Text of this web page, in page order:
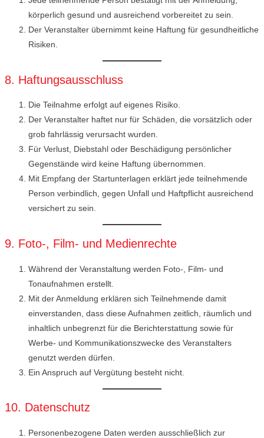
körperlich gesund und ausreichend vorbereitet zu sein.
Der Veranstalter übernimmt keine Haftung für gesundheitliche
Risiken.
8. Haftungsausschluss
Die Teilnahme erfolgt auf eigenes Risiko.
Der Veranstalter haftet nur für Schäden, die vorsätzlich oder
grob fahrlässig verursacht wurden.
Für Verlust, Diebstahl oder Beschädigung persönlicher
Gegenstände wird keine Haftung übernommen.
Mit Empfang der Startunterlagen erklärt jede teilnehmende
Person verbindlich, gegen Unfall und Haftpflicht ausreichend
versichert zu sein.
9. Foto-, Film- und Medienrechte
Während der Veranstaltung werden Foto-, Film- und
Tonaufnahmen erstellt.
Mit der Anmeldung erklären sich Teilnehmende damit
einverstanden, dass diese Aufnahmen zeitlich, räumlich und
inhaltlich unbegrenzt für die Berichterstattung sowie für
Werbe- und Kommunikationszwecke des Veranstalters
genutzt werden dürfen.
Ein Anspruch auf Vergütung besteht nicht.
10. Datenschutz
Personenbezogene Daten werden ausschließlich zur